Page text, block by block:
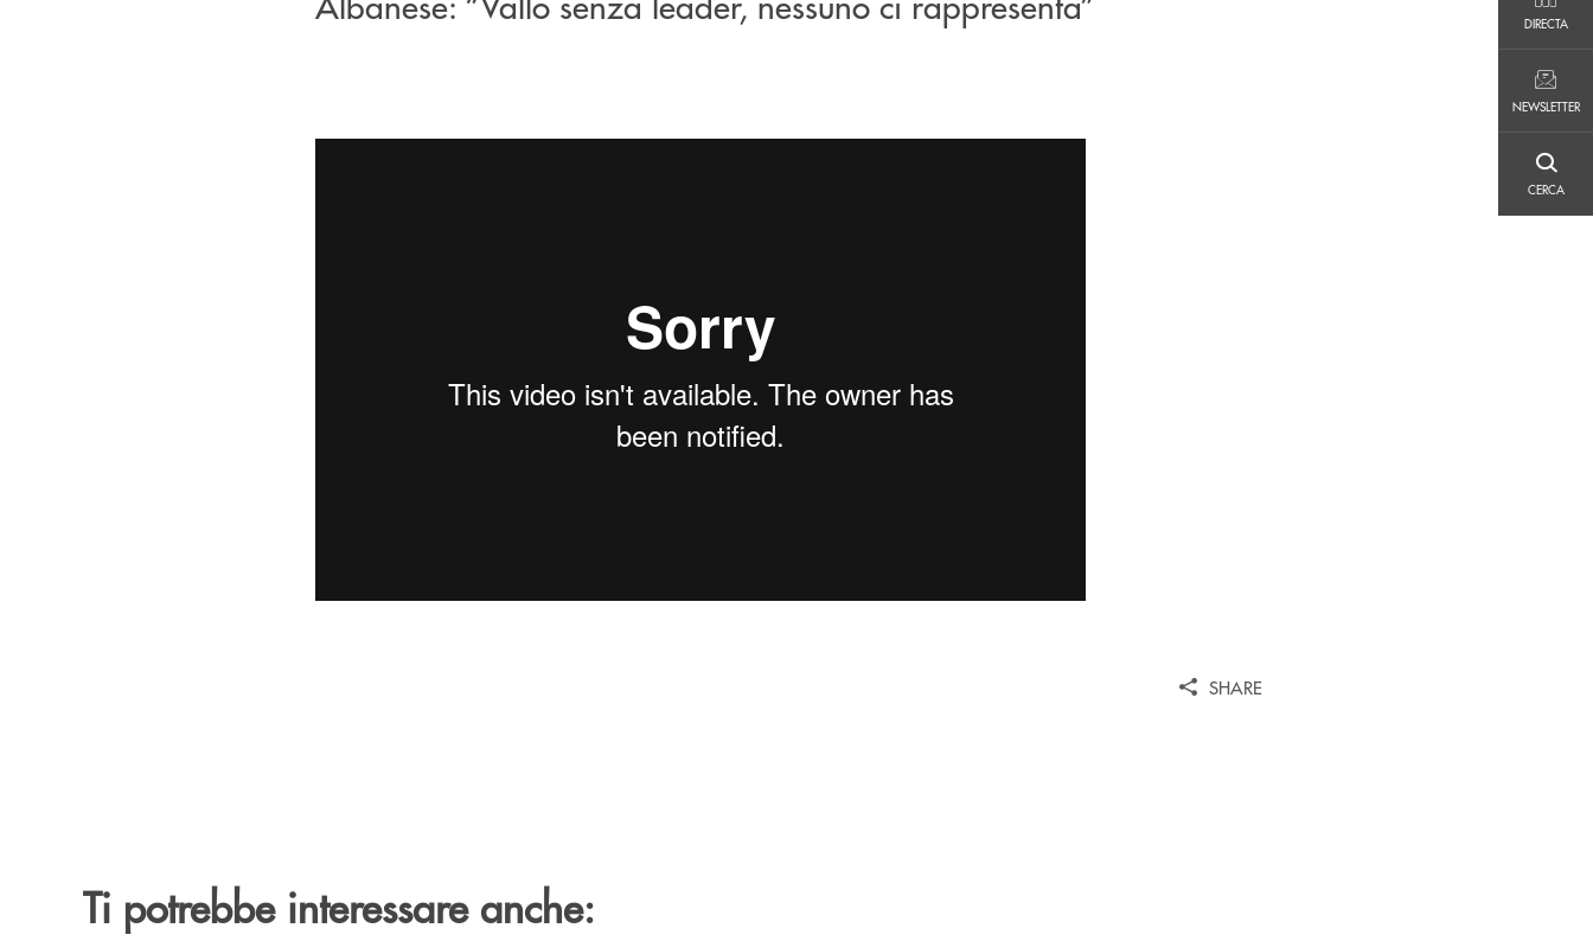
DIRECTA
NEWSLETTER
CERCA
SHARE
Ti potrebbe interessare anche: